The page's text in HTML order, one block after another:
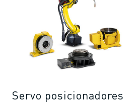
Servo posicionadores